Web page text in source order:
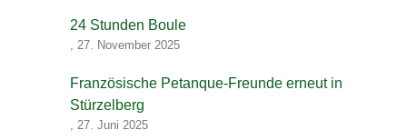
24 Stunden Boule
, 27. November 2025
Französische Petanque-Freunde erneut in
Stürzelberg
, 27. Juni 2025